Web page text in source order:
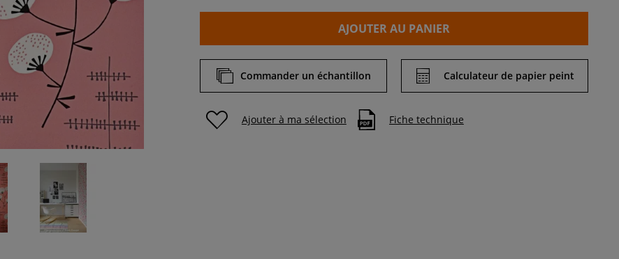
AJOUTER AU PANIER
Commander un échantillon Calculateur de papier peint
Ajouter à ma sélection Fiche technique